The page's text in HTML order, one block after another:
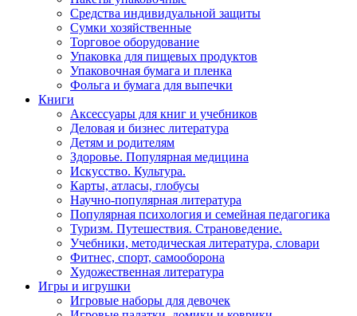
Средства индивидуальной защиты
Сумки хозяйственные
Торговое оборудование
Упаковка для пищевых продуктов
Упаковочная бумага и пленка
Фольга и бумага для выпечки
Книги
Аксессуары для книг и учебников
Деловая и бизнес литература
Детям и родителям
Здоровье. Популярная медицина
Искусство. Культура.
Карты, атласы, глобусы
Научно-популярная литература
Популярная психология и семейная педагогика
Туризм. Путешествия. Страноведение.
Учебники, методическая литература, словари
Фитнес, спорт, самооборона
Художественная литература
Игры и игрушки
Игровые наборы для девочек